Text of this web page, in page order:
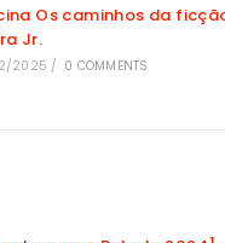
Os caminhos da
Jr.
2025 / 0 COMMENTS